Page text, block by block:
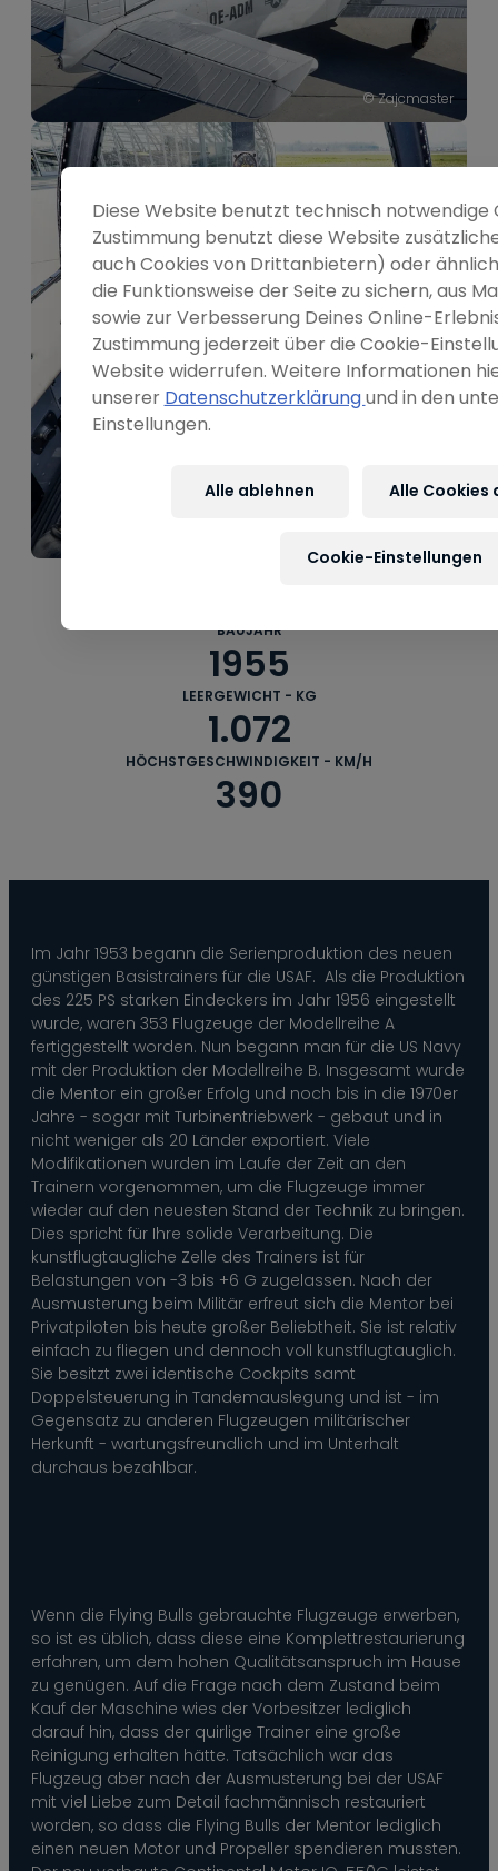
----
----
--
© Zajcmaster
BAUJAHR
1955
LEERGEWICHT - KG
1.072
HÖCHSTGESCHWINDIGKEIT - KM/H
390
Im Jahr 1953 begann die Serienproduktion des neuen
günstigen Basistrainers für die USAF. Als die Produktion
des 225 PS starken Eindeckers im Jahr 1956 eingestellt
wurde, waren 353 Flugzeuge der Modellreihe A
fertiggestellt worden. Nun begann man für die US Navy
mit der Produktion der Modellreihe B. Insgesamt wurde
die Mentor ein großer Erfolg und noch bis in die 1970er
Jahre - sogar mit Turbinentriebwerk - gebaut und in
nicht weniger als 20 Länder exportiert. Viele
Modifikationen wurden im Laufe der Zeit an den
Trainern vorgenommen, um die Flugzeuge immer
wieder auf den neuesten Stand der Technik zu bringen.
Dies spricht für Ihre solide Verarbeitung. Die
kunstflugtaugliche Zelle des Trainers ist für
Belastungen von -3 bis +6 G zugelassen. Nach der
Ausmusterung beim Militär erfreut sich die Mentor bei
Privatpiloten bis heute großer Beliebtheit. Sie ist relativ
einfach zu fliegen und dennoch voll kunstflugtauglich.
Sie besitzt zwei identische Cockpits samt
Doppelsteuerung in Tandemauslegung und ist - im
Gegensatz zu anderen Flugzeugen militärischer
Herkunft - wartungsfreundlich und im Unterhalt
durchaus bezahlbar.
Wenn die Flying Bulls gebrauchte Flugzeuge erwerben,
so ist es üblich, dass diese eine Komplettrestaurierung
erfahren, um dem hohen Qualitätsanspruch im Hause
zu genügen. Auf die Frage nach dem Zustand beim
Kauf der Maschine wies der Vorbesitzer lediglich
darauf hin, dass der quirlige Trainer eine große
Reinigung erhalten hätte. Tatsächlich war das
Flugzeug aber nach der Ausmusterung bei der USAF
mit viel Liebe zum Detail fachmännisch restauriert
worden, so dass die Flying Bulls der Mentor lediglich
einen neuen Motor und Propeller spendieren mussten.
Diese Website benutzt technisch notwendige
Zustimmung benutzt diese Website
auch Cookies von Drittanbietern) oder
die Funktionsweise der Seite zu sichern, aus
sowie zur Verbesserung Deines Online-
Zustimmung jederzeit über die Cookie-
Website widerrufen. Weitere Informationen
unserer Datenschutzerklärungund in den
Einstellungen.
Alle ablehnen Alle Cookies
Cookie-Einstellungen